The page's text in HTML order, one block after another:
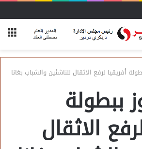
أفريقيا لرفع الاثقال للناشئين والشباب بغانا
ببطولة
الاثقال